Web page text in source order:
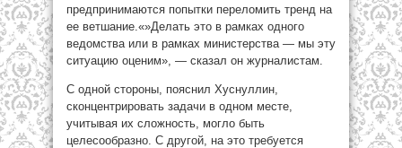
предпринимаются попытки переломить тренд на
ее ветшание.«»Делать это в рамках одного
ведомства или в рамках министерства — мы эту
ситуацию оценим», — сказал он журналистам.
С одной стороны, пояснил Хуснуллин,
сконцентрировать задачи в одном месте,
учитывая их сложность, могло быть
целесообразно. С другой, на это требуется